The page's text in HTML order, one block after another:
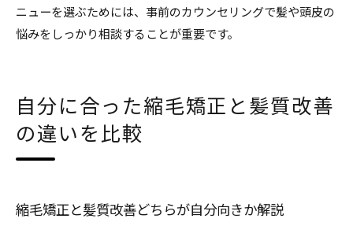
ニューを選ぶためには、事前のカウンセリングで髪や頭皮の
悩みをしっかり相談することが重要です。
自分に合った縮毛矯正と髪質改善
の違いを比較
縮毛矯正と髪質改善どちらが自分向きか解説